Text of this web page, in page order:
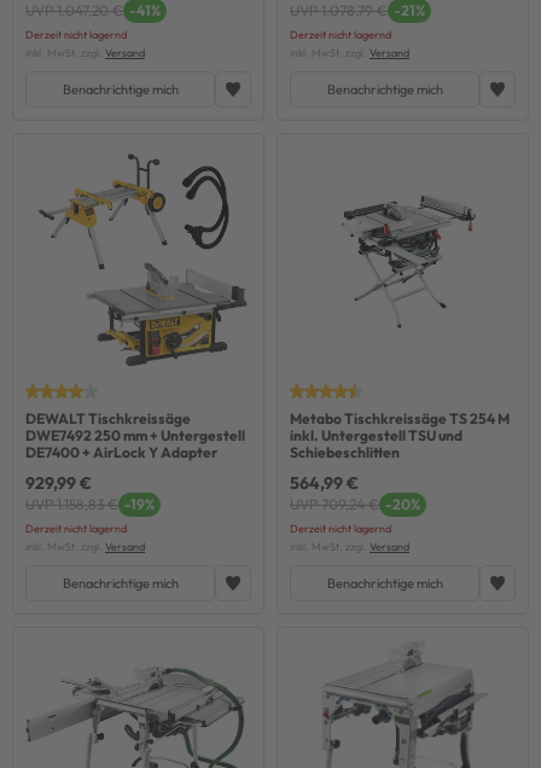
UVP 1.047,20 € -41%
Derzeit nicht lagernd
inkl. MwSt. zzgl. Versand
Benachrichtige mich
UVP 1.078,79 € -21%
Derzeit nicht lagernd
inkl. MwSt. zzgl. Versand
Benachrichtige mich
DEWALT Tischkreissäge
DWE7492 250 mm + Untergestell
DE7400 + AirLock Y Adapter
929,99 €
UVP 1.158,83 € -19%
Derzeit nicht lagernd
inkl. MwSt. zzgl. Versand
Benachrichtige mich
Metabo Tischkreissäge TS 254 M
inkl. Untergestell TSU und
Schiebeschlitten
564,99 €
UVP 709,24 € -20%
Derzeit nicht lagernd
inkl. MwSt. zzgl. Versand
Benachrichtige mich